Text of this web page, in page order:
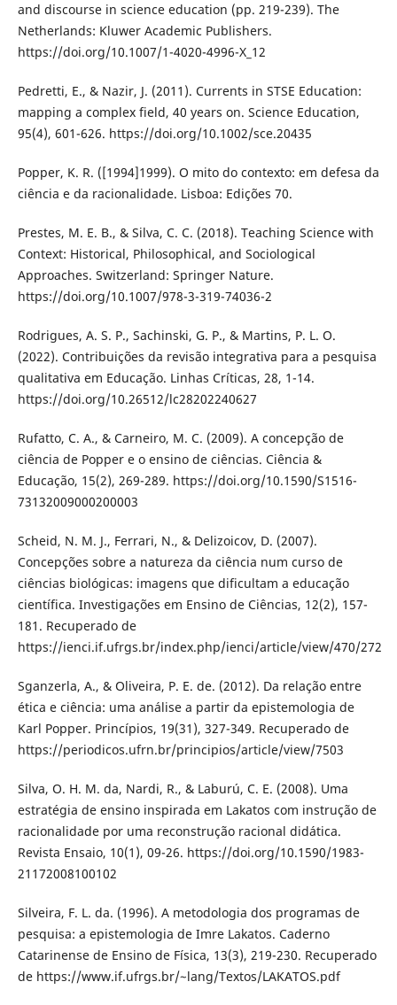
and discourse in science education (pp. 219-239). The
Netherlands: Kluwer Academic Publishers.
https://doi.org/10.1007/1-4020-4996-X_12
Pedretti, E., & Nazir, J. (2011). Currents in STSE Education:
mapping a complex field, 40 years on. Science Education,
95(4), 601-626. https://doi.org/10.1002/sce.20435
Popper, K. R. ([1994]1999). O mito do contexto: em defesa da
ciência e da racionalidade. Lisboa: Edições 70.
Prestes, M. E. B., & Silva, C. C. (2018). Teaching Science with
Context: Historical, Philosophical, and Sociological
Approaches. Switzerland: Springer Nature.
https://doi.org/10.1007/978-3-319-74036-2
Rodrigues, A. S. P., Sachinski, G. P., & Martins, P. L. O.
(2022). Contribuições da revisão integrativa para a pesquisa
qualitativa em Educação. Linhas Críticas, 28, 1-14.
https://doi.org/10.26512/lc28202240627
Rufatto, C. A., & Carneiro, M. C. (2009). A concepção de
ciência de Popper e o ensino de ciências. Ciência &
Educação, 15(2), 269-289. https://doi.org/10.1590/S1516-
73132009000200003
Scheid, N. M. J., Ferrari, N., & Delizoicov, D. (2007).
Concepções sobre a natureza da ciência num curso de
ciências biológicas: imagens que dificultam a educação
científica. Investigações em Ensino de Ciências, 12(2), 157-
181. Recuperado de
https://ienci.if.ufrgs.br/index.php/ienci/article/view/470/272
Sganzerla, A., & Oliveira, P. E. de. (2012). Da relação entre
ética e ciência: uma análise a partir da epistemologia de
Karl Popper. Princípios, 19(31), 327-349. Recuperado de
https://periodicos.ufrn.br/principios/article/view/7503
Silva, O. H. M. da, Nardi, R., & Laburú, C. E. (2008). Uma
estratégia de ensino inspirada em Lakatos com instrução de
racionalidade por uma reconstrução racional didática.
Revista Ensaio, 10(1), 09-26. https://doi.org/10.1590/1983-
21172008100102
Silveira, F. L. da. (1996). A metodologia dos programas de
pesquisa: a epistemologia de Imre Lakatos. Caderno
Catarinense de Ensino de Física, 13(3), 219-230. Recuperado
de https://www.if.ufrgs.br/~lang/Textos/LAKATOS.pdf